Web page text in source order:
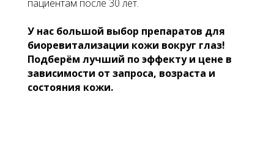
пациентам после 30 лет.
У нас большой выбор препаратов для
биоревитализации кожи вокруг глаз!
Подберём лучший по эффекту и цене в
зависимости от запроса, возраста и
состояния кожи.